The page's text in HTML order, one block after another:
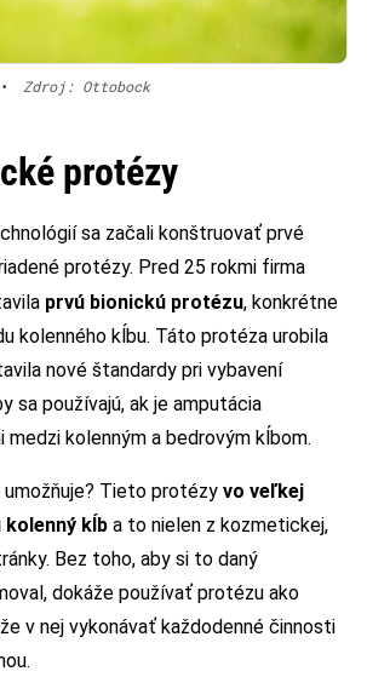
• Zdroj: Ottobock
protézy
sa začali konštruovať prvé
protézy. Pred 25 rokmi firma
prvú bionickú protézu, konkrétne
kolenného kĺbu. Táto protéza urobila
nové štandardy pri vybavení
sa používajú, ak je amputácia
medzi kolenným a bedrovým kĺbom.
Tieto protézy vo veľkej
kolenný kĺb a to nielen z kozmetickej,
Bez toho, aby si to daný
dokáže používať protézu ako
v nej vykonávať každodenné činnosti